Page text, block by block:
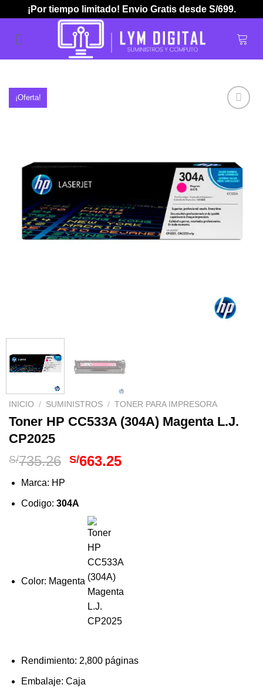
to
content
¡Por tiempo limitado! Envio Gratis desde S/699.
¡Oferta!
deseos
INICIO / SUMINISTROS / TONER PARA IMPRESORA
Toner HP CC533A (304A) Magenta L.J.
CP2025
S/735.26 El
era:
S/735.26.
S/663.25El
Marca: HP
Codigo: 304A
Color: Magenta
Rendimiento: 2,800 páginas
Embalaje: Caja